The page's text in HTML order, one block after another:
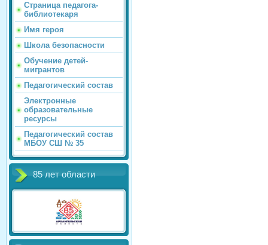
Страница педагога-
библиотекаря
Имя героя
Школа безопасности
Обучение детей-
мигрантов
Педагогический состав
Электронные
образовательные
ресурсы
Педагогический состав
МБОУ СШ № 35
85 лет области